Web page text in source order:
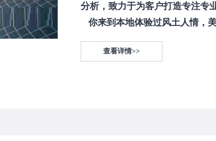
分析，致力于为客户打造专注专
你来到本地体验过风土人情，
查看详情>>